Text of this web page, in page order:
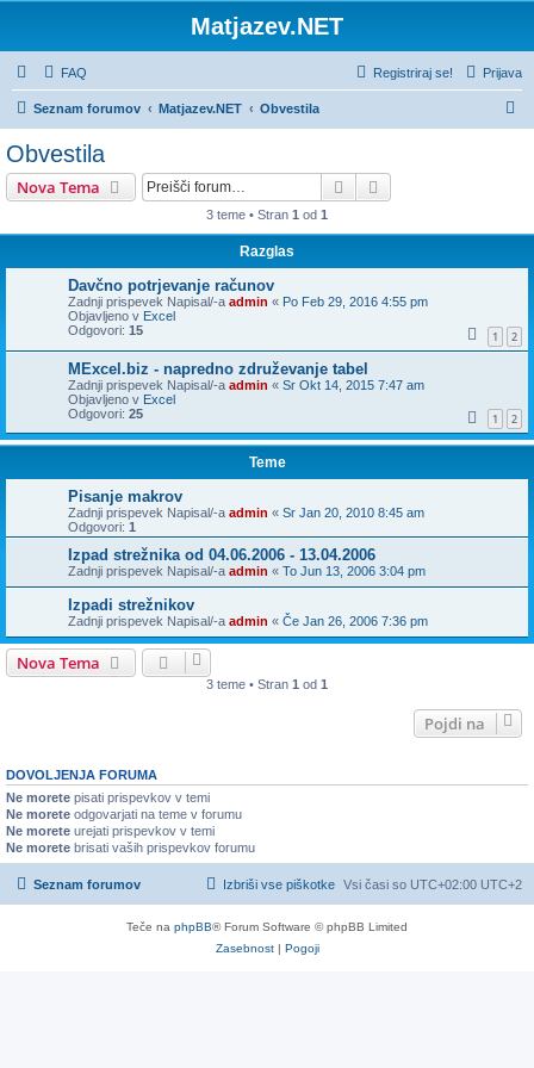
Matjazev.NET
FAQ Prijava
Registriraj se!
Seznam forumov Matjazev.NET Obvestila
Obvestila
Nova Tema Iskanje
3 teme • Stran 1 od 1
Razglas
Davčno potrjevanje računov
Zadnji prispevek Napisal/-a admin « Po Feb 29, 2016 4:55 pm
Objavljeno v Excel
Odgovori: 15 1 2
MExcel.biz - napredno združevanje tabel
Zadnji prispevek Napisal/-a admin « Sr Okt 14, 2015 7:47 am
Objavljeno v Excel
Odgovori: 25 1 2
Teme
Pisanje makrov
Zadnji prispevek Napisal/-a admin « Sr Jan 20, 2010 8:45 am
Odgovori: 1
Izpad strežnika od 04.06.2006 - 13.04.2006
Zadnji prispevek Napisal/-a admin « To Jun 13, 2006 3:04 pm
Izpadi strežnikov
Zadnji prispevek Napisal/-a admin « Če Jan 26, 2006 7:36 pm
Nova Tema
3 teme • Stran 1 od 1
Pojdi na
DOVOLJENJA FORUMA
Ne morete pisati prispevkov v temi
Ne morete odgovarjati na teme v forumu
Ne morete urejati prispevkov v temi
Ne morete brisati vaših prispevkov forumu
Seznam forumov Vsi časi so UTC+02:00 UTC+2
Izbriši vse piškotke
Teče na phpBB® Forum Software © phpBB Limited
Zasebnost| Pogoji